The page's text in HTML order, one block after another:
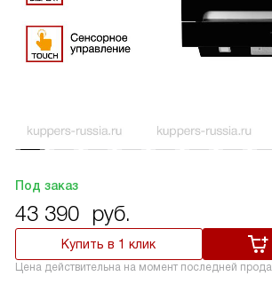
Под заказ
43 390 руб.
Купить в 1 клик
Цена действительна на момент последней